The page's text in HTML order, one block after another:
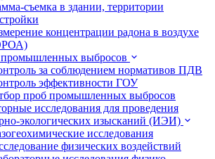
съемка в здании, территории
концентрации радона в воздухе
выбросов
за соблюдением нормативов ПДВ
эффективности ГОУ
проб промышленных выбросов
исследования для проведения
экологических изысканий (ИЭИ)
исследования
физических воздействий